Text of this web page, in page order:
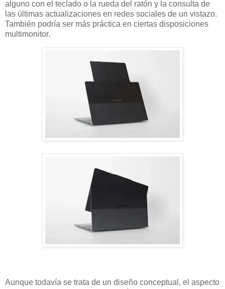
alguno con el teclado o la rueda del ratón y la consulta de
las últimas actualizaciones en redes sociales de un vistazo.
También podría ser más práctica en ciertas disposiciones
multimonitor.
Aunque todavía se trata de un diseño conceptual, el aspecto